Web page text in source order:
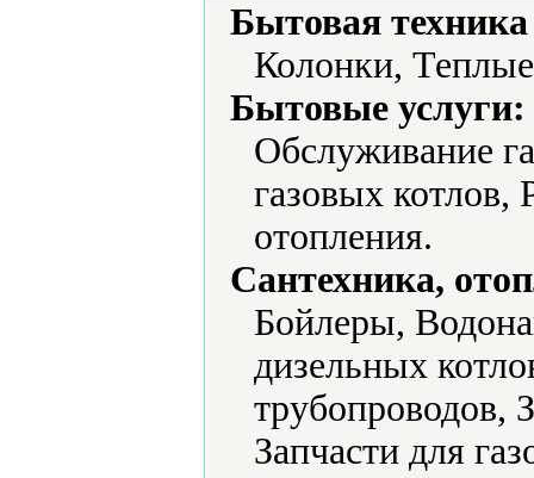
Бытовая
Колонки,
Бытовые услуги:
Обслуживание
газовых котлов,
отопления.
Сантехника,
Бойлеры,
дизельных
трубопроводов,
Запчасти для